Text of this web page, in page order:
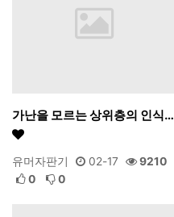
가난을 모르는 상위층의 인식…
유머자판기 02-17
9210
0
0